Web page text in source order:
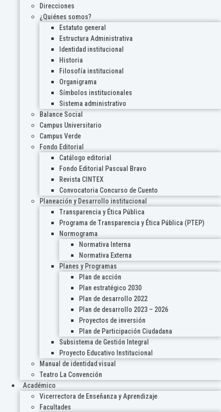
Direcciones
¿Quiénes somos?
Estatuto general
Estructura Administrativa
Identidad institucional
Historia
Filosofía institucional
Organigrama
Símbolos institucionales
Sistema administrativo
Balance Social
Campus Universitario
Campus Verde
Fondo Editorial
Catálogo editorial
Fondo Editorial Pascual Bravo
Revista CINTEX
Convocatoria Concurso de Cuento
Planeación y Desarrollo institucional
Transparencia y Ética Pública
Programa de Transparencia y Ética Pública (PTEP)
Normograma
Normativa Interna
Normativa Externa
Planes y Programas
Plan de acción
Plan estratégico 2030
Plan de desarrollo 2022
Plan de desarrollo 2023 – 2026
Proyectos de inversión
Plan de Participación Ciudadana
Subsistema de Gestión Integral
Proyecto Educativo Institucional
Manual de identidad visual
Teatro La Convención
Académico
Vicerrectora de Enseñanza y Aprendizaje
Facultades